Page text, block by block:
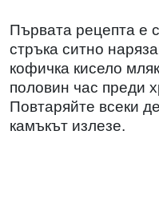
Първата рецепта е
стръка ситно
кофичка кисело
половин час преди
Повтаряйте всеки
камъкът излезе.